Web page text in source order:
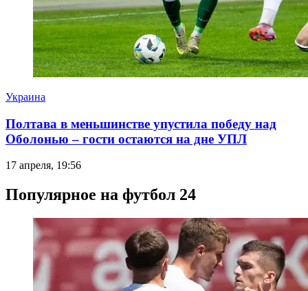
Украина
Полтава в меньшинстве упустила победу над
Оболонью – гости остаются на дне УПЛ
17 апреля, 19:56
Популярное на футбол 24